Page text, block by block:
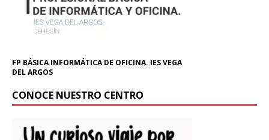
FP BÁSICA INFORMÁTICA DE OFICINA. IES VEGA
DEL ARGOS
CONOCE NUESTRO CENTRO